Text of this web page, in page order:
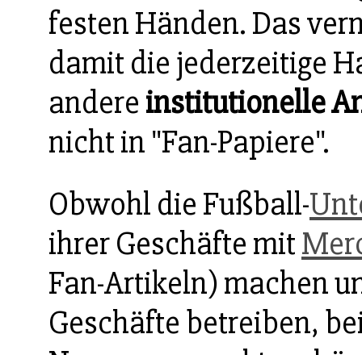
festen Händen. Das
damit die jederzeitige
andere institutionelle
nicht in "Fan-Papiere".
Obwohl die Fußball-
ihrer Geschäfte mit
Fan-Artikeln) machen
Geschäfte betreiben,